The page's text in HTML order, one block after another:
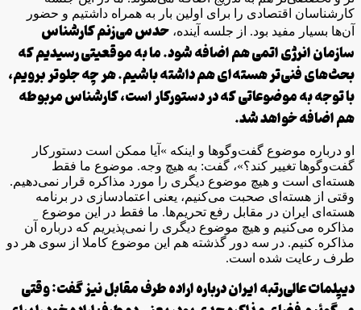
کارشناسان اقتصادی را برای اولین بار به همراه داشتیم و حضور
آن‌ها بسیار مفید بود. از جلسه آینده، حدس می‌زنم کارشناس
سازمان انرژی اتمی هم اضافه شود. ما به موقعیتی رسیدیم که
بحث‌های فنی‌تر هسته‌ای هم داشته باشیم. هر چه جلوتر برویم،
با توجه به موضوعاتی که در دستورکار است، کارشناس مربوطه
هم اضافه خواهد شد.
او درباره موضوع گفت‌وگوها و اینکه »آیا ممکن است دستورکار
گفت‌وگوها تغییر کند؟»، گفت: به هیچ وجه. موضوع ما فقط
هسته‌ای است و هیچ موضوع دیگری را مورد مذاکره قرار نمی‌دهیم.
وقتی از هسته‌ای صحبت می‌کنیم، یعنی اعتمادسازی در برنامه
هسته‌ای ایران در مقابل رفع تحریم‌ها. ما فقط در این موضوع
مذاکره می‌کنیم و هیچ موضوع دیگری را نمی‌پذیریم که درباره آن
مذاکره کنیم. در سه دور گذشته هم این موضوع کاملا از سوی هر دو
طرف رعایت شده است.
دیپلمات عالی‌رتبه ایران درباره اراده طرف مقابل نیز گفت: وقتی